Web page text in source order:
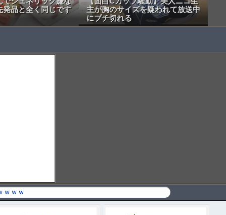
発品と全く同じです
主が胸のサイズを疑われて放送中
にブチ切れる